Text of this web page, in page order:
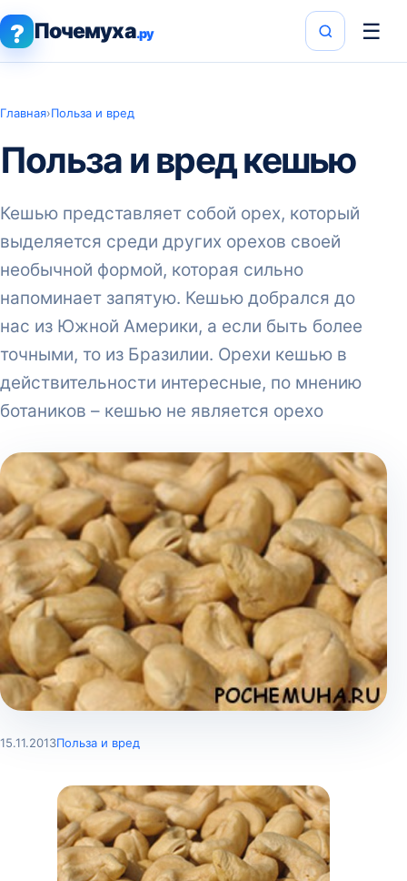
? Почемуха.ру ☰
Главная›Польза и вред
Польза и вред кешью
Кешью представляет собой орех, который
выделяется среди других орехов своей
необычной формой, которая сильно
напоминает запятую. Кешью добрался до
нас из Южной Америки, а если быть более
точными, то из Бразилии. Орехи кешью в
действительности интересные, по мнению
ботаников – кешью не является орехо
15.11.2013Польза и вред